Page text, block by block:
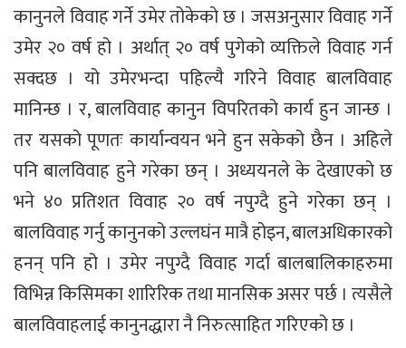
कानुनले विवाह गर्ने उमेर तोकेको छ । जसअनुसार विवाह गर्ने
उमेर २० वर्ष हो । अर्थात् २० वर्ष पुगेको व्यक्तिले विवाह गर्न
सक्दछ । यो उमेरभन्दा पहिल्यै गरिने विवाह बालविवाह
मानिन्छ । र, बालविवाह कानुन विपरितको कार्य हुन जान्छ ।
तर यसको पूणतः कार्यान्वयन भने हुन सकेको छैन । अहिले
पनि बालविवाह हुने गरेका छन् । अध्ययनले के देखाएको छ
भने ४० प्रतिशत विवाह २० वर्ष नपुग्दै हुने गरेका छन् ।
बालविवाह गर्नु कानुनको उल्लघंन मात्रै होइन, बालअधिकारको
हनन् पनि हो । उमेर नपुग्दै विवाह गर्दा बालबालिकाहरुमा
विभिन्न किसिमका शारिरिक तथा मानसिक असर पर्छ । त्यसैले
बालविवाहलाई कानुनद्धारा नै निरुत्साहित गरिएको छ ।